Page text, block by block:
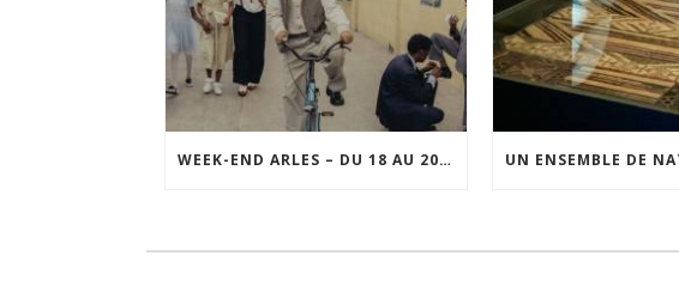
WEEK-END ARLES – DU 18 AU 20 SEPTEMBRE 2026